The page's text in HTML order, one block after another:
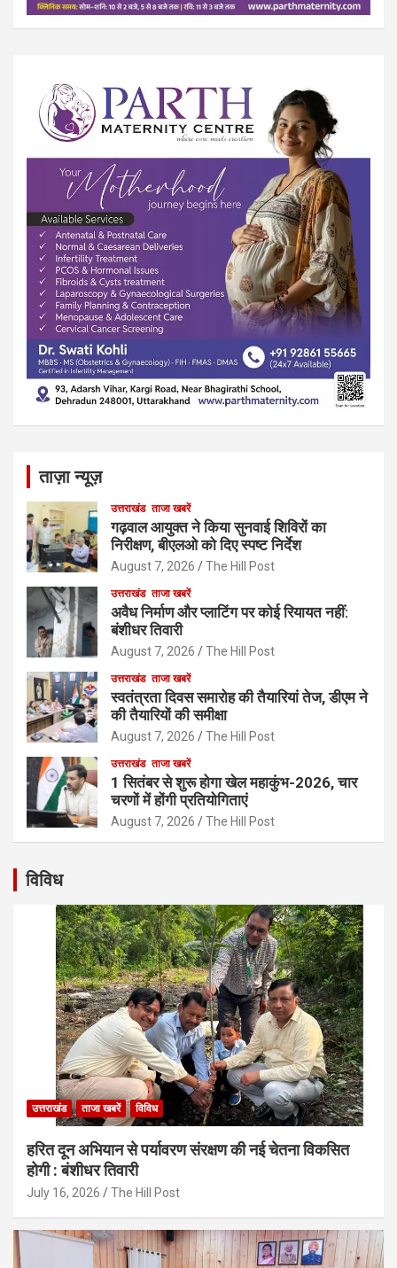
ताज़ा न्यूज़
उत्तराखंड ताजा खबरें
गढ़वाल आयुक्त ने किया सुनवाई शिविरों का
निरीक्षण, बीएलओ को दिए स्पष्ट निर्देश
August 7, 2026 The Hill Post
उत्तराखंड ताजा खबरें
अवैध निर्माण और प्लाटिंग पर कोई रियायत नहीं:
बंशीधर तिवारी
August 7, 2026 The Hill Post
उत्तराखंड ताजा खबरें
स्वतंत्रता दिवस समारोह की तैयारियां तेज, डीएम ने
की तैयारियों की समीक्षा
August 7, 2026 The Hill Post
उत्तराखंड ताजा खबरें
1 सितंबर से शुरू होगा खेल महाकुंभ-2026, चार
चरणों में होंगी प्रतियोगिताएं
August 7, 2026 The Hill Post
विविध
उत्तराखंड ताजा खबरें विविध
हरित दून अभियान से पर्यावरण संरक्षण की नई चेतना विकसित
होगी : बंशीधर तिवारी
July 16, 2026 The Hill Post